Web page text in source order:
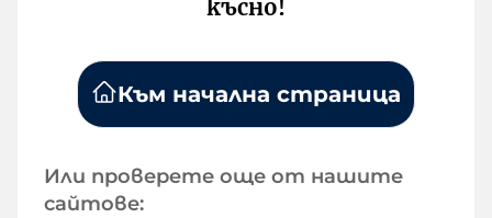
късно!
Към начална страница
Или проверете още от нашите
сайтове: